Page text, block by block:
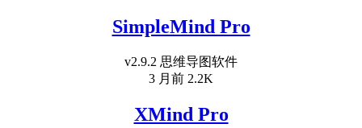
SimpleMind Pro
v2.9.2 思维导图软件
3 月前 2.2K
XMind Pro